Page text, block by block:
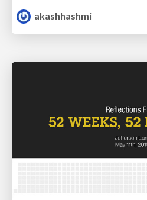
akashhashmi